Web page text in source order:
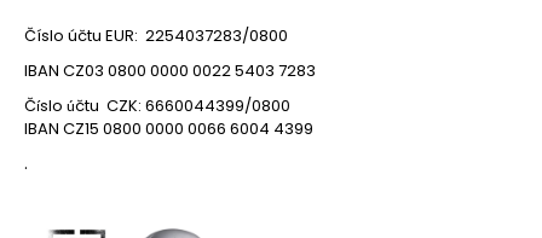
Číslo účtu EUR: 2254037283/0800
IBAN CZ03 0800 0000 0022 5403 7283
Číslo účtu CZK: 6660044399/0800
IBAN CZ15 0800 0000 0066 6004 4399
.
t
?